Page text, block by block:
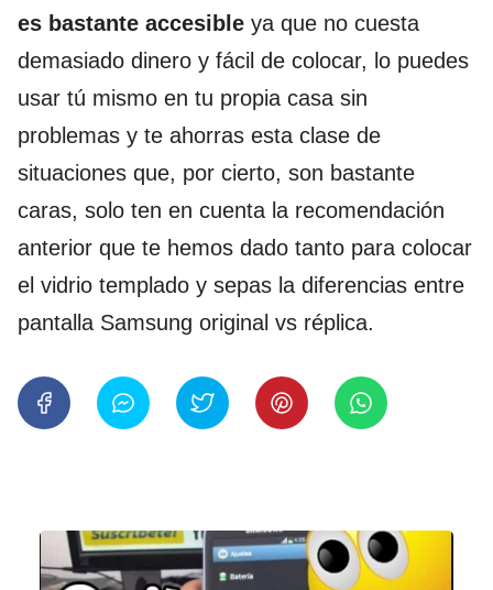
es bastante accesible ya que no cuesta
demasiado dinero y fácil de colocar, lo puedes
usar tú mismo en tu propia casa sin
problemas y te ahorras esta clase de
situaciones que, por cierto, son bastante
caras, solo ten en cuenta la recomendación
anterior que te hemos dado tanto para colocar
el vidrio templado y sepas la diferencias entre
pantalla Samsung original vs réplica.